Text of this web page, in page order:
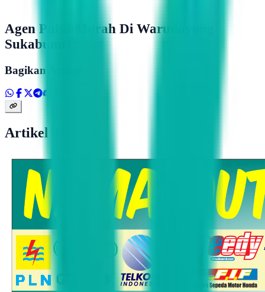
Agen Pulsa Murah Di Warudoyong
Sukabumi
Bagikan Artikel
Artikel Terkait